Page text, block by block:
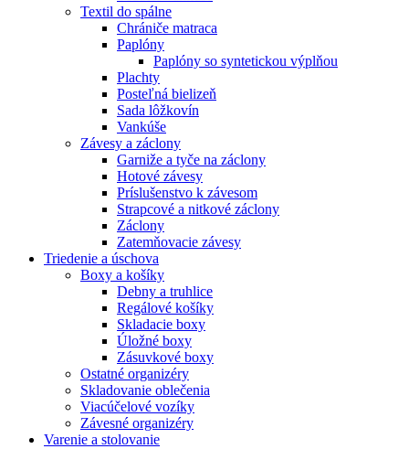
Textil do spálne
Chrániče matraca
Paplóny
Paplóny so syntetickou výplňou
Plachty
Posteľná bielizeň
Sada lôžkovín
Vankúše
Závesy a záclony
Garniže a tyče na záclony
Hotové závesy
Príslušenstvo k závesom
Strapcové a nitkové záclony
Záclony
Zatemňovacie závesy
Triedenie a úschova
Boxy a košíky
Debny a truhlice
Regálové košíky
Skladacie boxy
Úložné boxy
Zásuvkové boxy
Ostatné organizéry
Skladovanie oblečenia
Viacúčelové vozíky
Závesné organizéry
Varenie a stolovanie